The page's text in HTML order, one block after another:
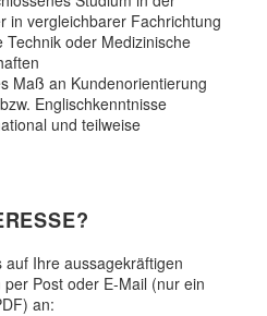
in vergleichbarer Fachrichtung
Technik oder Medizinische
Maß an Kundenorientierung
Englischkenntnisse
und teilweise
auf Ihre aussagekräftigen
Post oder E-Mail (nur ein
an: